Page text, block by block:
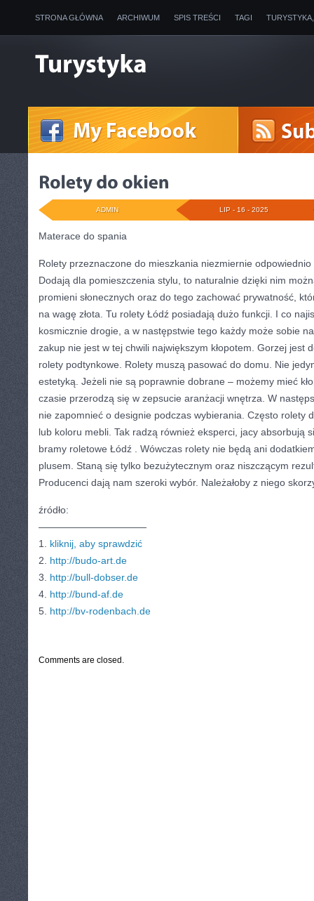
STRONA GŁÓWNA ARCHIWUM SPIS TREŚCI TAGI
LIP - 16 - 2025
ADMIN
Materace do spania
Rolety przeznaczone do mieszkania niezmiernie odpowiednio
Dodają dla pomieszczenia stylu, to naturalnie dzięki nim
promieni słonecznych oraz do tego zachować prywatność,
na wagę złota. Tu rolety Łódź posiadają dużo funkcji. I co
kosmicznie drogie, a w następstwie tego każdy może sobie
zakup nie jest w tej chwili największym kłopotem. Gorzej jest
rolety podtynkowe. Rolety muszą pasować do domu. Nie
estetyką. Jeżeli nie są poprawnie dobrane – możemy mieć
czasie przerodzą się w zepsucie aranżacji wnętrza. W
nie zapomnieć o designie podczas wybierania. Często rolety
lub koloru mebli. Tak radzą również eksperci, jacy absorbują
bramy roletowe Łódź . Wówczas rolety nie będą ani
plusem. Staną się tylko bezużytecznym oraz niszczącym
Producenci dają nam szeroki wybór. Należałoby z niego
źródło:
———————————
1. kliknij, aby sprawdzić
2. http://budo-art.de
3. http://bull-dobser.de
4. http://bund-af.de
5. http://bv-rodenbach.de
Comments are closed.